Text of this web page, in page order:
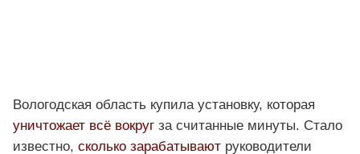
Вологодская область купила установку, которая
уничтожает всё вокруг за считанные минуты. Стало
известно, сколько зарабатывают руководители